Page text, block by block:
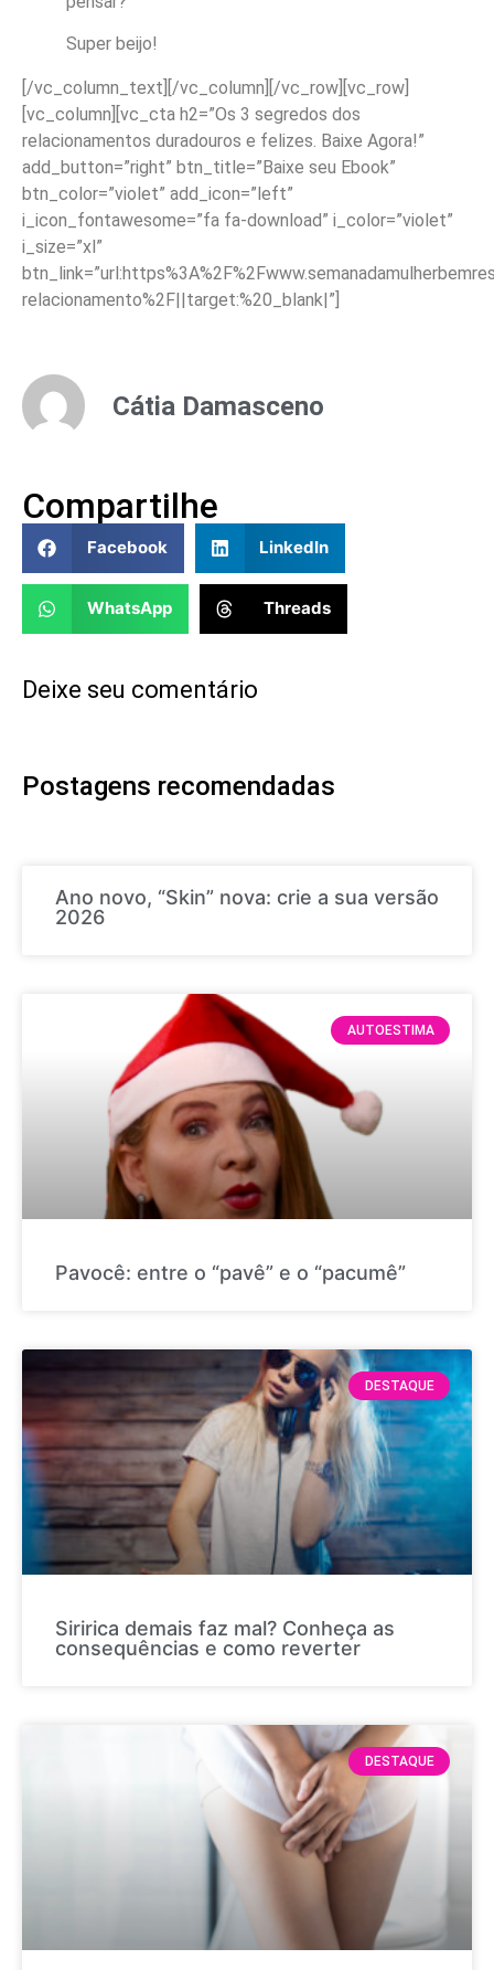
Super beijo!
[/vc_column_text][/vc_column][/vc_row][vc_row]
[vc_column][vc_cta h2=”Os 3 segredos dos
relacionamentos duradouros e felizes. Baixe Agora!”
add_button=”right” btn_title=”Baixe seu Ebook”
btn_color=”violet” add_icon=”left”
i_icon_fontawesome=”fa fa-download” i_color=”violet”
i_size=”xl”
relacionamento%2F||target:%20_blank|”]
Cátia Damasceno
Compartilhe
Facebook LinkedIn
WhatsApp Threads
Deixe seu comentário
Postagens recomendadas
Ano novo, “Skin” nova: crie a sua versão
2026
AUTOESTIMA
Pavocê: entre o “pavê” e o “pacumê”
DESTAQUE
Siririca demais faz mal? Conheça as
consequências e como reverter
DESTAQUE